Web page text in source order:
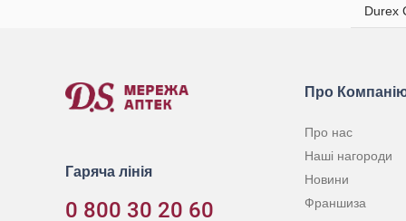
Durex
Гаряча лінія
0 800 30 20 60
Про
Про нас
Наші нагороди
Новини
Франшиза